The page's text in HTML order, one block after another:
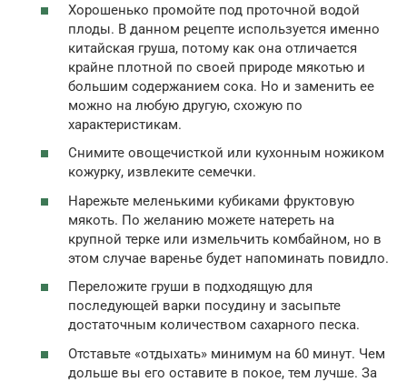
Хорошенько промойте под проточной водой
плоды. В данном рецепте используется именно
китайская груша, потому как она отличается
крайне плотной по своей природе мякотью и
большим содержанием сока. Но и заменить ее
можно на любую другую, схожую по
характеристикам.
Снимите овощечисткой или кухонным ножиком
кожурку, извлеките семечки.
Нарежьте меленькими кубиками фруктовую
мякоть. По желанию можете натереть на
крупной терке или измельчить комбайном, но в
этом случае варенье будет напоминать повидло.
Переложите груши в подходящую для
последующей варки посудину и засыпьте
достаточным количеством сахарного песка.
Отставьте «отдыхать» минимум на 60 минут. Чем
дольше вы его оставите в покое, тем лучше. За